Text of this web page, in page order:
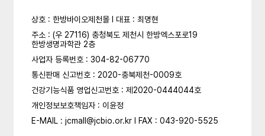
상호 : 한방바이오제천몰 l 대표 : 최명현
주소 : (우 27116) 충청북도 제천시 한방엑스포로19
한방생명과학관 2층
사업자 등록번호 : 304-82-06770
통신판매 신고번호 : 2020-충북제천-0009호
건강기능식품 영업신고번호 : 제2020-0444044호
개인정보보호책임자 : 이윤정
E-MAIL : jcmall@jcbio.or.kr l FAX : 043-920-5525